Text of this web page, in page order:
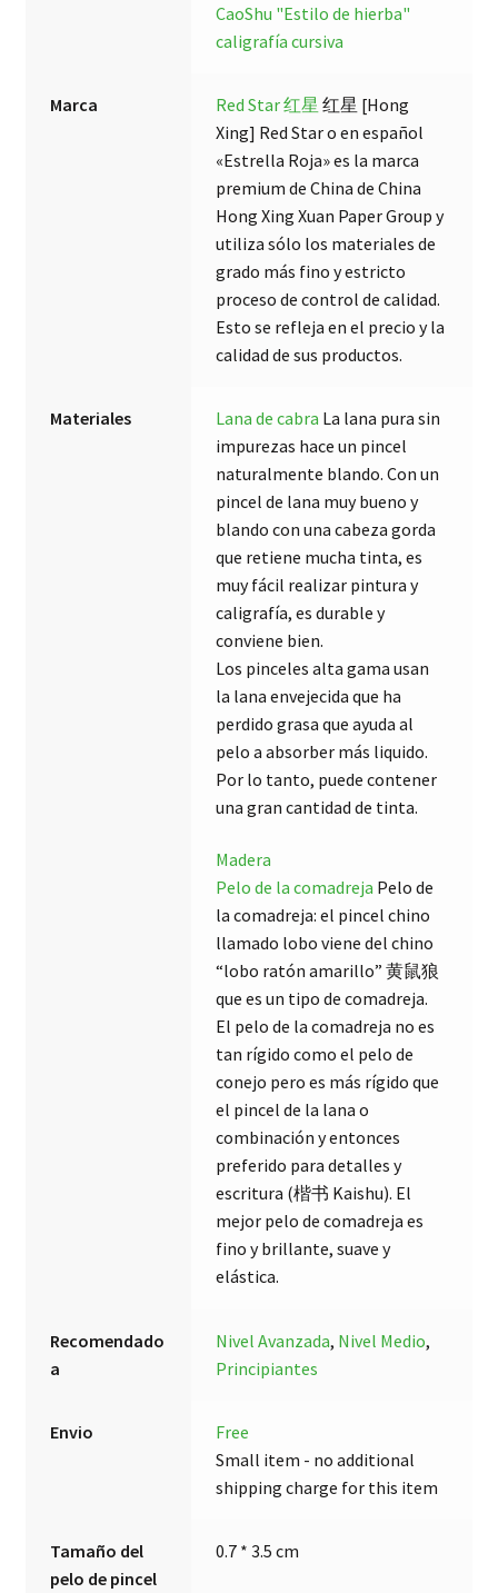
CaoShu "Estilo de hierba"
caligrafía cursiva
Marca Red Star 红星 红星 [Hong
Xing] Red Star o en español
«Estrella Roja» es la marca
premium de China de China
Hong Xing Xuan Paper Group y
utiliza sólo los materiales de
grado más fino y estricto
proceso de control de calidad.
Esto se refleja en el precio y la
calidad de sus productos.
Materiales Lana de cabra La lana pura sin
impurezas hace un pincel
naturalmente blando. Con un
pincel de lana muy bueno y
blando con una cabeza gorda
que retiene mucha tinta, es
muy fácil realizar pintura y
caligrafía, es durable y
conviene bien.
Los pinceles alta gama usan
la lana envejecida que ha
perdido grasa que ayuda al
pelo a absorber más liquido.
Por lo tanto, puede contener
una gran cantidad de tinta.
Madera
Pelo de la comadreja Pelo de
la comadreja: el pincel chino
llamado lobo viene del chino
“lobo ratón amarillo” 黄鼠狼
que es un tipo de comadreja.
El pelo de la comadreja no es
tan rígido como el pelo de
conejo pero es más rígido que
el pincel de la lana o
combinación y entonces
preferido para detalles y
escritura (楷书 Kaishu). El
mejor pelo de comadreja es
fino y brillante, suave y
elástica.
Recomendado
a
Nivel Avanzada, Nivel Medio,
Principiantes
Envio
Free
Small item - no additional
shipping charge for this item
Tamaño del
pelo de pincel
0.7 * 3.5 cm